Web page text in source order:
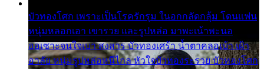
บัวทองโศก เพราะเป็นโรครักรุม ในอกกลัดกลุ้ม โดนแฟน
หนุ่มหลอกเอา เขารวย และรูปหล่อ มาพะเน้าพะนอ
ออเซาะจนใจเบา สงสาร บัวทองเศร้า น้ำตาคลอเบ้า เฝ้า
อาลัย หนุ่มรูปหล่อหนีไกล หัวใจบัวทองระรวย บัวทองโศก